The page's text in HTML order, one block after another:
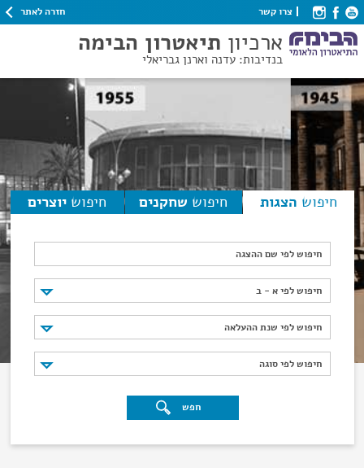
צרו קשר חזרה לאתר
ארכיון תיאטרון הבימה
בנדיבות: עדנה וארנן גבריאלי
חיפוש הצגות חיפוש שחקנים חיפוש יוצרים
חיפוש לפי שם ההצגה
חיפוש לפי א - ב
חיפוש לפי א - ב
חיפוש לפי שנת ההעלאה
חיפוש לפי שנת ההעלאה
חיפוש לפי סוגה
חיפוש לפי סוגה
חפש